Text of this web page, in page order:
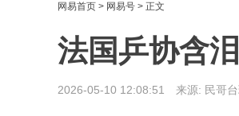
网易首页 > 网易号 > 正文
法国乒协含
2026-05-10 12:08:51 来源: 民哥